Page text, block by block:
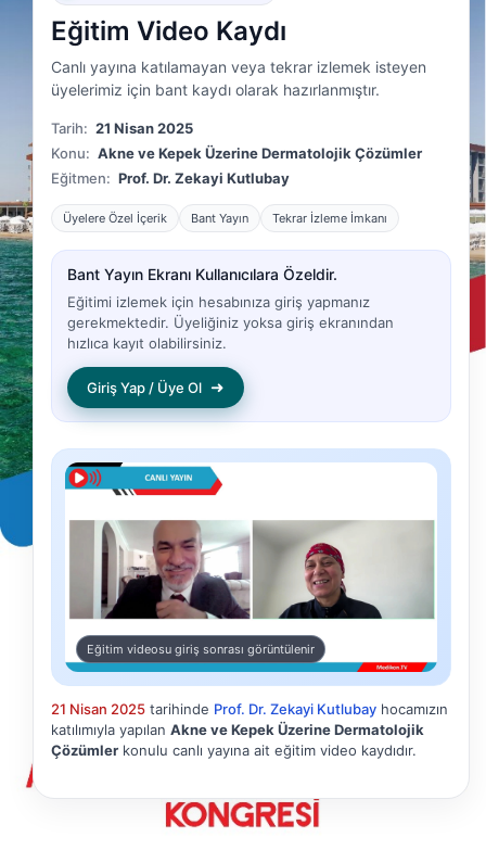
Eğitim Video Kaydı
Canlı yayına katılamayan veya tekrar izlemek isteyen
üyelerimiz için bant kaydı olarak hazırlanmıştır.
Tarih: 21 Nisan 2025
Konu: Akne ve Kepek Üzerine Dermatolojik Çözümler
Eğitmen: Prof. Dr. Zekayi Kutlubay
Üyelere Özel İçerik Bant Yayın Tekrar İzleme İmkanı
Bant Yayın Ekranı Kullanıcılara Özeldir.
Eğitimi izlemek için hesabınıza giriş yapmanız
gerekmektedir. Üyeliğiniz yoksa giriş ekranından
hızlıca kayıt olabilirsiniz.
Giriş Yap / Üye Ol ➜
Eğitim videosu giriş sonrası görüntülenir
21 Nisan 2025 tarihinde Prof. Dr. Zekayi Kutlubay hocamızın
katılımıyla yapılan Akne ve Kepek Üzerine Dermatolojik
Çözümler konulu canlı yayına ait eğitim video kaydıdır.